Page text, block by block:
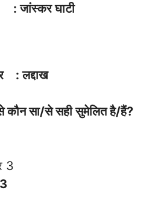
: जांस्कर घाटी
: लद्दाख
कौन सा/से सही सुमेलित है/हैं?
3